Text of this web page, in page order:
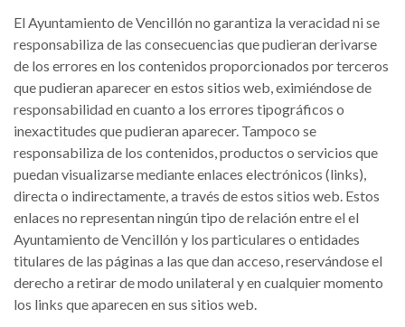
El Ayuntamiento de Vencillón no garantiza la veracidad ni se
responsabiliza de las consecuencias que pudieran derivarse
de los errores en los contenidos proporcionados por terceros
que pudieran aparecer en estos sitios web, eximiéndose de
responsabilidad en cuanto a los errores tipográficos o
inexactitudes que pudieran aparecer. Tampoco se
responsabiliza de los contenidos, productos o servicios que
puedan visualizarse mediante enlaces electrónicos (links),
directa o indirectamente, a través de estos sitios web. Estos
enlaces no representan ningún tipo de relación entre el el
Ayuntamiento de Vencillón y los particulares o entidades
titulares de las páginas a las que dan acceso, reservándose el
derecho a retirar de modo unilateral y en cualquier momento
los links que aparecen en sus sitios web.